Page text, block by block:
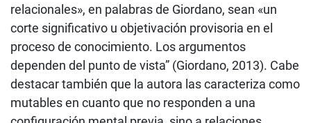
relacionales», en palabras de Giordano, sean «un
corte significativo u objetivación provisoria en el
proceso de conocimiento. Los argumentos
dependen del punto de vista” (Giordano, 2013). Cabe
destacar también que la autora las caracteriza como
mutables en cuanto que no responden a una